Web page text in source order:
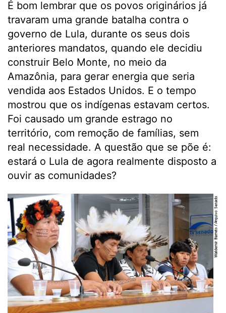
É bom lembrar que os povos originários já
travaram uma grande batalha contra o
governo de Lula, durante os seus dois
anteriores mandatos, quando ele decidiu
construir Belo Monte, no meio da
Amazônia, para gerar energia que seria
vendida aos Estados Unidos. E o tempo
mostrou que os indígenas estavam certos.
Foi causado um grande estrago no
território, com remoção de famílias, sem
real necessidade. A questão que se põe é:
estará o Lula de agora realmente disposto a
ouvir as comunidades?